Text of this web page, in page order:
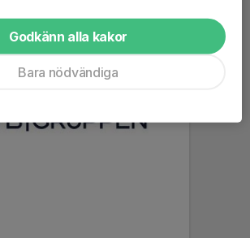
Godkänn alla kakor
Bara nödvändiga